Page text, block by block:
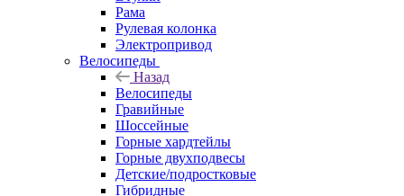
Рама
Рулевая колонка
Электропривод
Велосипеды
Назад
Велосипеды
Гравийные
Шоссейные
Горные хардтейлы
Горные двухподвесы
Детские/подростковые
Гибридные